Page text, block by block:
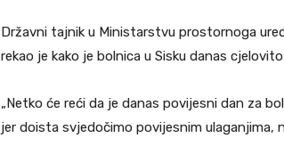
Državni tajnik u Ministarstvu prostornoga
rekao je kako je bolnica u Sisku danas
„Netko će reći da je danas povijesni dan za
jer doista svjedočimo povijesnim ulaganjima,